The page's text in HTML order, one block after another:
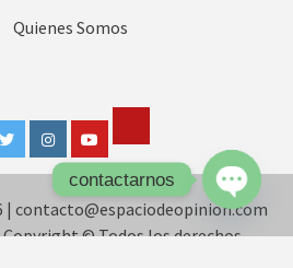
Quienes Somos
TwitterInstagramYoutube
Tok
| contacto@espaciodeopinion.com
Copyright © Todos los derechos
contactarnos
Open
chaty